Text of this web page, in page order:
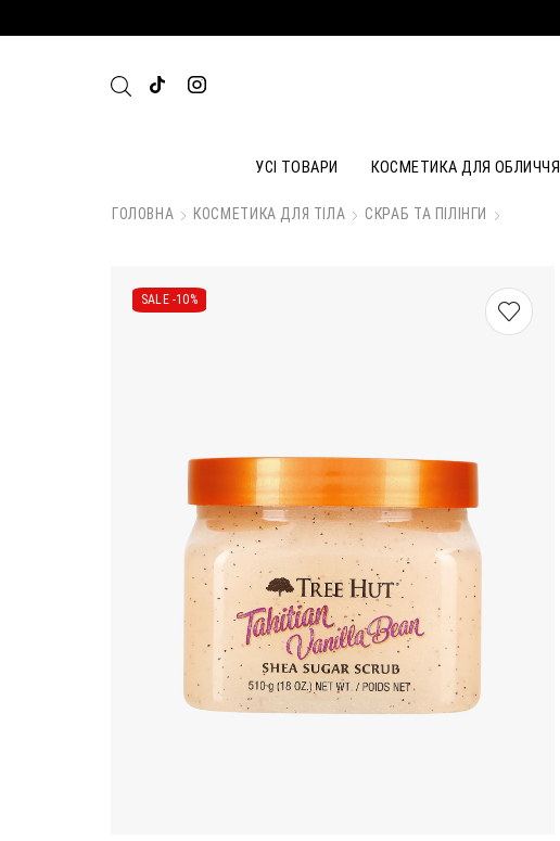
УСІ ТОВАРИ КОСМЕТИКА ДЛЯ ОБЛИЧЧЯ
ГОЛОВНА КОСМЕТИКА ДЛЯ ТІЛА СКРАБ ТА ПІЛІНГИ
SALE -10%